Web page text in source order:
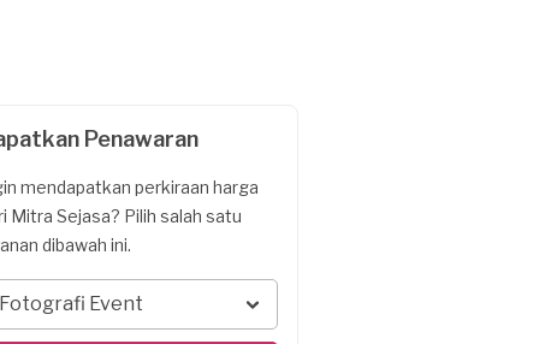
Penawaran
mendapatkan perkiraan harga
Mitra Sejasa? Pilih salah satu
dibawah ini.
Fotografi Event